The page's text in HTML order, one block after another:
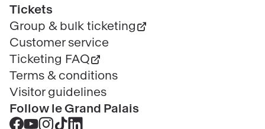
Tickets
Group & bulk ticketing
Customer service
Ticketing FAQ
Terms & conditions
Visitor guidelines
Follow le Grand Palais